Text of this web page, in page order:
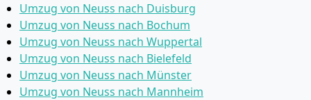
Umzug von Neuss nach Duisburg
Umzug von Neuss nach Bochum
Umzug von Neuss nach Wuppertal
Umzug von Neuss nach Bielefeld
Umzug von Neuss nach Münster
Umzug von Neuss nach Mannheim